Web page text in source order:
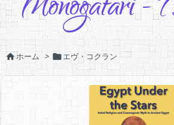
ホーム > エヴ・コクラン